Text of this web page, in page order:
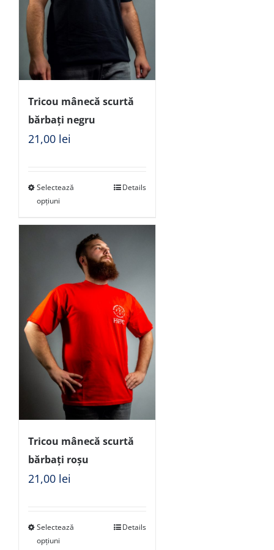
Tricou mânecă scurtă
bărbați negru
21,00 lei
Selectează
opțiuni
Details
Tricou mânecă scurtă
bărbați roșu
21,00 lei
Selectează
opțiuni
Details